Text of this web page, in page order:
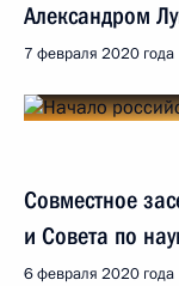
Александром
7 февраля 2020 года
Совместное
и Совета по
6 февраля 2020 года